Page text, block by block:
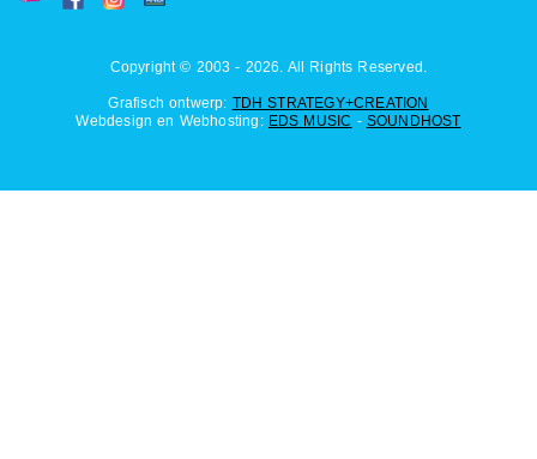
Copyright © 2003 - 2026. All Rights Reserved.
Grafisch ontwerp: TDH STRATEGY+CREATION
Webdesign en Webhosting: EDS MUSIC - SOUNDHOST